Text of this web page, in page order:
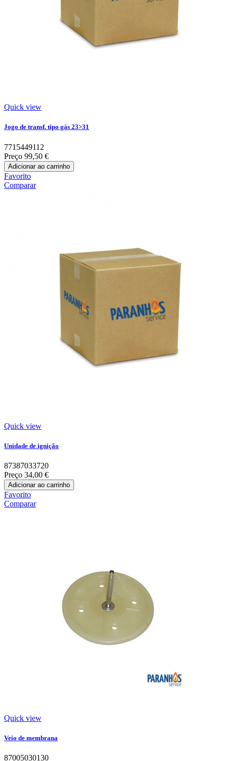
Quick view
Jogo de transf. tipo gás 23>31
7715449112
Preço 99,50 €
Adicionar ao carrinho
Favorito
Comparar
Quick view
Unidade de ignição
87387033720
Preço 34,00 €
Adicionar ao carrinho
Favorito
Comparar
Quick view
Veio de membrana
87005030130